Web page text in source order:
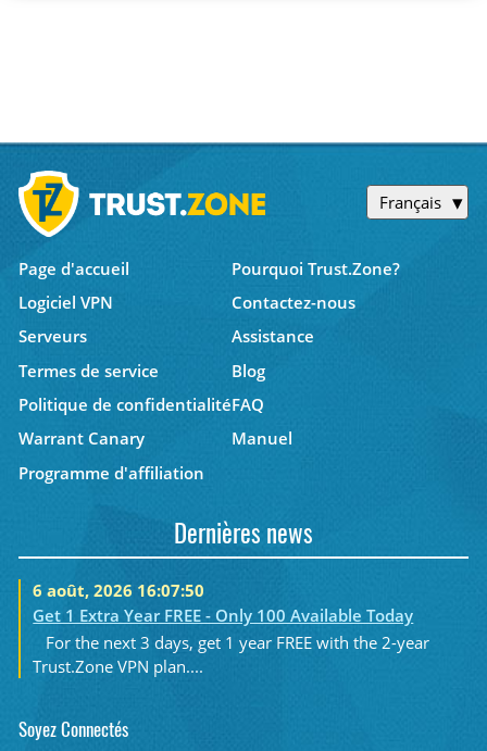
Français
Page d'accueil
Pourquoi Trust.Zone?
Logiciel VPN
Contactez-nous
Serveurs
Assistance
Termes de service
Blog
Politique de confidentialitéFAQ
Warrant Canary
Manuel
Programme d'affiliation
Dernières news
6 août, 2026 16:07:50
Get 1 Extra Year FREE - Only 100 Available Today
For the next 3 days, get 1 year FREE with the 2-year
Trust.Zone VPN plan....
Soyez Connectés